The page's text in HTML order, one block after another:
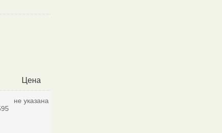
Цена
не указана